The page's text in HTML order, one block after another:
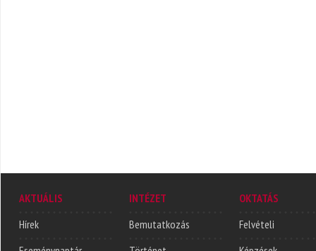
AKTUÁLIS
Hírek
INTÉZET
Bemutatkozás
OKTATÁS
Felvételi